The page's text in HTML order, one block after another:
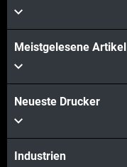
Mehr sehen
Mehr sehen
Meistgelesene Artikel
Neueste Drucker
Industrien